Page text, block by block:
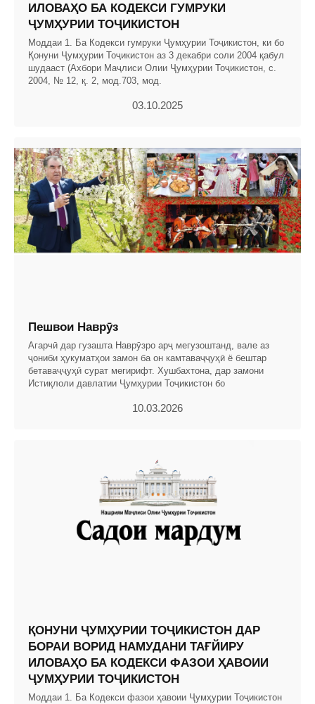
ИЛОВАҲО БА КОДЕКСИ ГУМРУКИ
ҶУМҲУРИИ ТОҶИКИСТОН
Моддаи 1. Ба Кодекси гумруки Ҷумҳурии Тоҷикистон, ки бо
Қонуни Ҷумҳурии Тоҷикистон аз 3 декабри соли 2004 қабул
шудааст (Ахбори Маҷлиси Олии Ҷумҳурии Тоҷикистон, с.
2004, № 12, қ. 2, мод.703, мод.
03.10.2025
Пешвои Наврӯз
Агарчӣ дар гузашта Наврӯзро арҷ мегузоштанд, вале аз
ҷониби ҳукуматҳои замон ба он камтаваҷҷуҳӣ ё бештар
бетаваҷҷуҳӣ сурат мегирифт. Хушбахтона, дар замони
Истиқлоли давлатии Ҷумҳурии Тоҷикистон бо
10.03.2026
ҚОНУНИ ҶУМҲУРИИ ТОҶИКИСТОН ДАР
БОРАИ ВОРИД НАМУДАНИ ТАҒЙИРУ
ИЛОВАҲО БА КОДЕКСИ ФАЗОИ ҲАВОИИ
ҶУМҲУРИИ ТОҶИКИСТОН
Моддаи 1. Ба Кодекси фазои ҳавоии Ҷумҳурии Тоҷикистон